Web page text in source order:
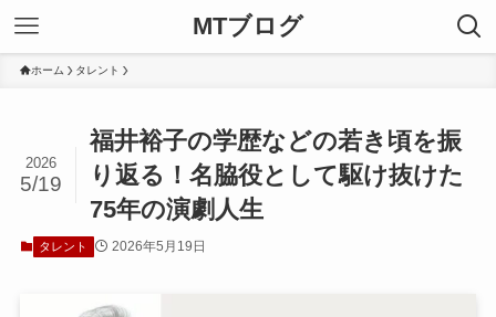
MTブログ
ホーム タレント
福井裕子の学歴などの若き頃を振
り返る！名脇役として駆け抜けた
75年の演劇人生
2026
5/19
タレント 2026年5月19日